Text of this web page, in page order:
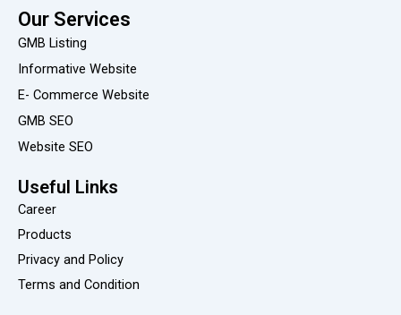
n
-
o
l
i
e
Our Services
GMB Listing
Informative Website
E- Commerce Website
GMB SEO
Website SEO
Useful Links
Career
Products
Privacy and Policy
Terms and Condition